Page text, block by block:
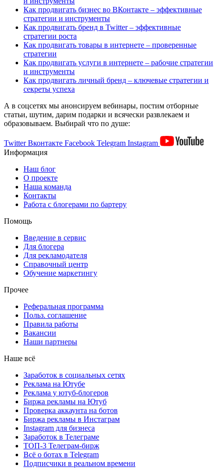
Как продвигать бизнес во ВКонтакте – эффективные
стратегии и инструменты
Как продвигать бренд в Twitter – эффективные
стратегии роста
Как продвигать товары в интернете – проверенные
стратегии
Как продвигать услуги в интернете – рабочие стратегии
и инструменты
Как продвигать личный бренд – ключевые стратегии и
секреты успеха
А в соцсетях мы анонсируем вебинары, постим отборные
статьи, шутим, дарим подарки и всячески развлекаем и
образовываем. Выбирай что по душе:
TwitterВконтакте Facebook Telegram Instagram
Информация
Наш блог
О проекте
Наша команда
Контакты
Работа с блогерами по бартеру
Помощь
Введение в сервис
Для блогера
Для рекламодателя
Справочный центр
Обучение маркетингу
Прочее
Реферальная программа
Польз. соглашение
Правила работы
Вакансии
Наши партнеры
Наше всё
Заработок в социальных сетях
Реклама на Ютубе
Реклама у ютуб-блогеров
Биржа рекламы на Ютуб
Проверка аккаунта на ботов
Биржа рекламы в Инстаграм
Instagram для бизнеса
Заработок в Телеграме
ТОП-3 Телеграм-бирж
Всё о ботах в Telegram
Подписчики в реальном времени